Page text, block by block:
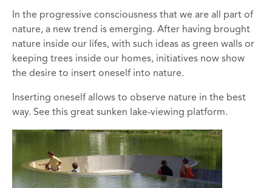
In the progressive consciousness that we are all part of
nature, a new trend is emerging. After having brought
nature inside our lifes, with such ideas as green walls or
keeping trees inside our homes, initiatives now show
the desire to insert oneself into nature.
Inserting oneself allows to observe nature in the best
way. See this great sunken lake-viewing platform.